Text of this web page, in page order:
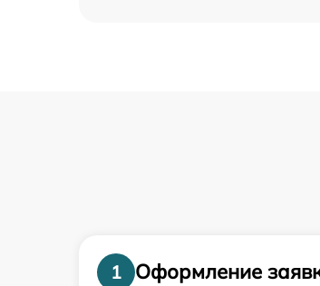
1
Оформление